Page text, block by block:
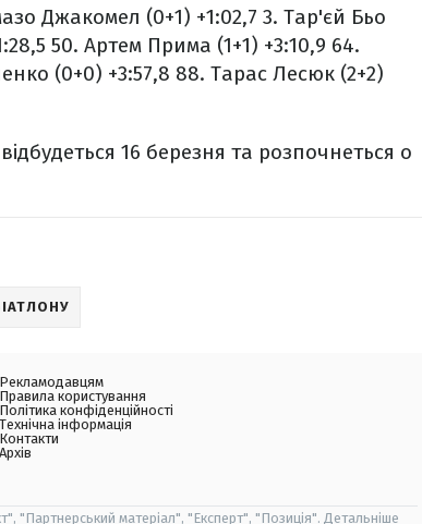
Джакомел (0+1) +1:02,7 3. Тар'єй Бьо
50. Артем Прима (1+1) +3:10,9 64.
(0+0) +3:57,8 88. Тарас Лесюк (2+2)
16 березня та розпочнеться о
Рекламодавцям
Правила користування
Політика конфіденційності
Технічна інформація
Контакти
Архів
"Партнерський матеріал", "Експерт", "Позиція". Детальніше